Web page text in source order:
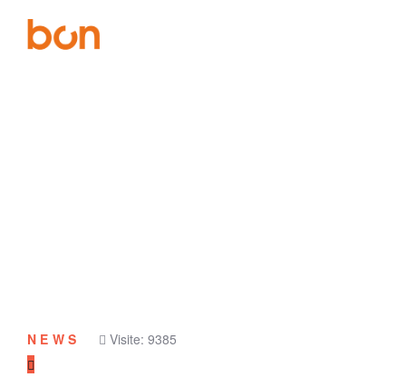
NEWS Visite: 9385